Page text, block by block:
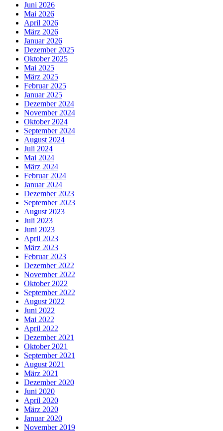
Juni 2026
Mai 2026
April 2026
März 2026
Januar 2026
Dezember 2025
Oktober 2025
Mai 2025
März 2025
Februar 2025
Januar 2025
Dezember 2024
November 2024
Oktober 2024
September 2024
August 2024
Juli 2024
Mai 2024
März 2024
Februar 2024
Januar 2024
Dezember 2023
September 2023
August 2023
Juli 2023
Juni 2023
April 2023
März 2023
Februar 2023
Dezember 2022
November 2022
Oktober 2022
September 2022
August 2022
Juni 2022
Mai 2022
April 2022
Dezember 2021
Oktober 2021
September 2021
August 2021
März 2021
Dezember 2020
Juni 2020
April 2020
März 2020
Januar 2020
November 2019